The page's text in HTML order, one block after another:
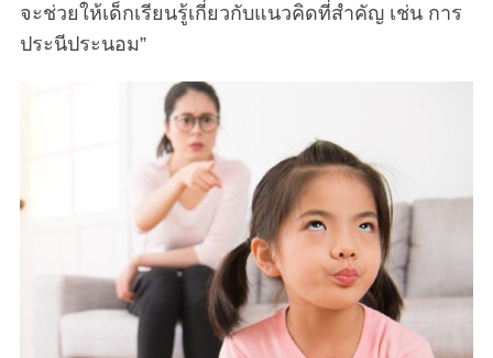
จะช่วยให้เด็กเรียนรู้เกี่ยวกับแนวคิดที่สำคัญ เช่น การ
ประนีประนอม”